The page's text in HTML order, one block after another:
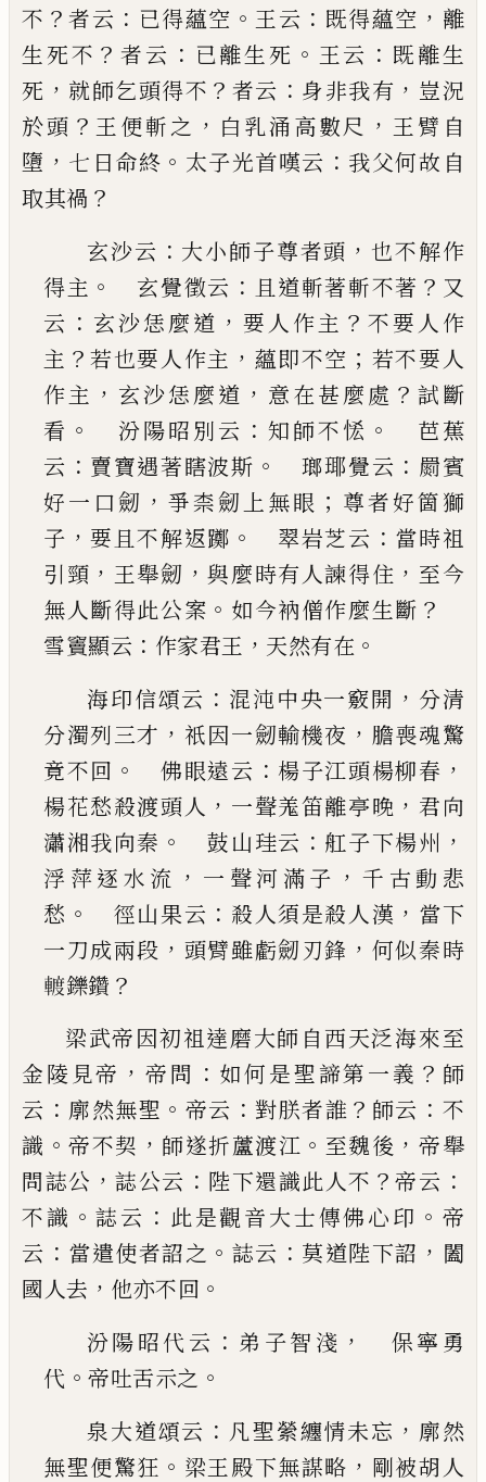
不 ？者云 ： 已得蘊空 。 王云 ： 既得蘊空 ， 離
生死不 ？者云 ： 已離生死 。 王云 ： 既離生
死 ， 就師乞頭得不 ？ 者云 ： 身非我有 ， 豈況
於頭 ？ 王便斬之 ， 白乳涌高數尺 ， 王臂自
墮 ， 七日命終 。 太子光首嘆云 ： 我父何故自
取其禍 ？
玄沙云 ： 大小師子尊者頭 ，也不解作
得主 。 玄覺徵云 ： 且道斬著斬不著 ？ 又
云 ： 玄沙恁麼道 ， 要人作主 ？ 不要人作
主 ？若也要人作主 ， 蘊即不空 ； 若不要人
作主 ， 玄沙恁麼道 ， 意在甚麼處 ？ 試斷
看 。 汾陽昭別云 ： 知師不恡 。
芭蕉
云 ： 賣寶遇著瞎波斯 。 瑯瑘覺云 ： 罽賓
好一口劒 ， 爭柰劒上無眼 ； 尊者好箇獅
子 ，要且不解返躑 。 翠岩芝云 ： 當時祖
引頸 ， 王舉劒 ，與麼時有人諫得住 ， 至今
無人斷得此公案 。 如今衲僧作麼生斷 ？
雪竇顯云 ： 作家君王 ， 天然有在 。
海印信頌云 ： 混沌中央一竅開 ， 分清
分濁列三才 ， 祇因一劒輸機夜 ， 膽喪魂驚
竟不回 。 佛眼遠云 ：楊子江頭楊柳春 ，
楊花愁殺渡頭人 ， 一聲羗笛離亭晚 ， 君向
瀟湘我向秦 。 鼓山珪云 ： 舡子下楊州 ，
浮萍逐水流 ， 一聲河滿子 ， 千古動悲
愁 。 徑山果云 ： 殺人須是殺人漢 ， 當下
一刀成兩段 ， 頭臂雖虧劒刃鋒 ， 何似秦時
𨍏鑠鑽 ？
梁武帝因初祖達磨大師自西天泛海來至
金陵見帝 ， 帝問 ： 如何是聖諦第一義 ？ 師
云 ： 廓然無聖 。 帝云 ：對朕者誰 ？ 師云 ： 不
識 。帝不契 ， 師遂折蘆渡江 。 至魏後 ，帝舉
問誌公 ，誌公云 ： 陛下還識此人不 ？帝云 ：
不識 。誌云 ： 此是觀音大士傳佛心印 。 帝
云 ： 當遣使者詔之 。 誌云 ： 莫道陛下詔 ， 闔
國人去 ， 他亦不回 。
汾陽昭代云 ： 弟子智淺 ，
保寧勇
代 。 帝吐舌示之 。
泉大道頌云 ： 凡聖縈纏情未忘 ， 廓然
無聖便驚狂 。 梁王殿下無謀略 ， 剛被胡人